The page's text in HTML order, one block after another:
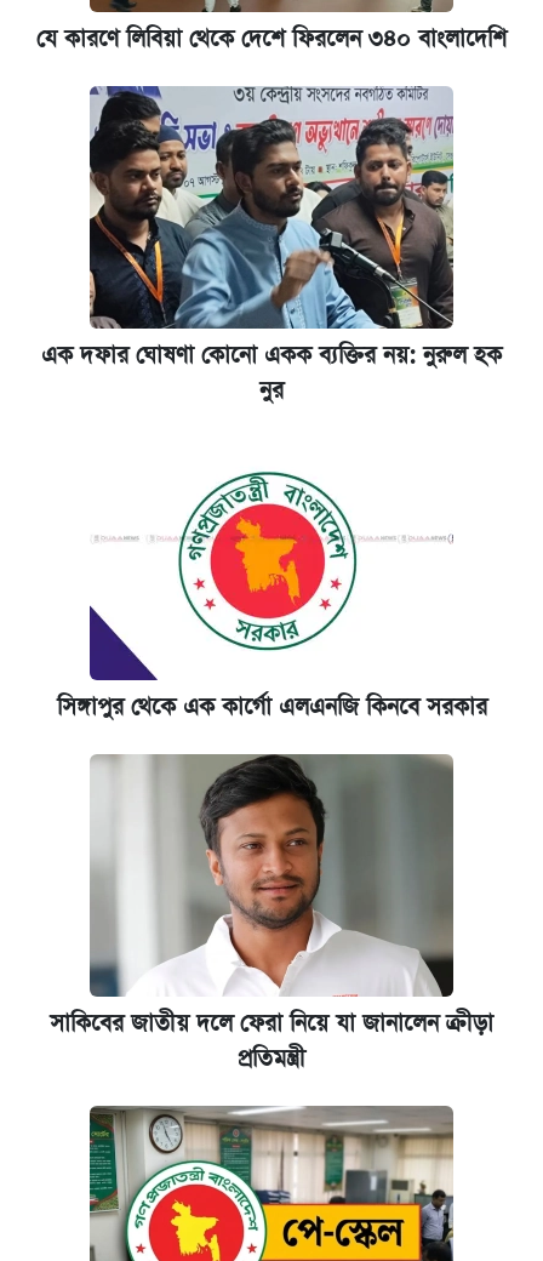
যে কারণে লিবিয়া থেকে দেশে ফিরলেন ৩৪০ বাংলাদেশি
এক দফার ঘোষণা কোনো একক ব্যক্তির নয়: নুরুল হক
নুর
সিঙ্গাপুর থেকে এক কার্গো এলএনজি কিনবে সরকার
সাকিবের জাতীয় দলে ফেরা নিয়ে যা জানালেন ক্রীড়া
প্রতিমন্ত্রী